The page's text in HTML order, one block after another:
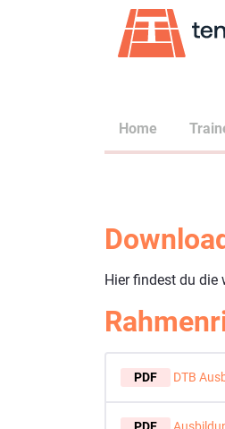
Home
Hier findest du die
PDF DTB
PDF